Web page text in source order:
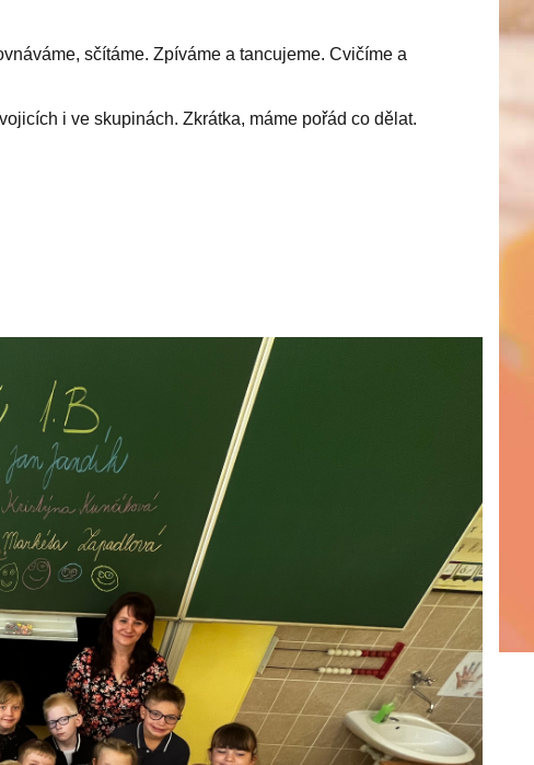
sčítáme. Zpíváme a tancujeme. Cvičíme a
i ve skupinách. Zkrátka, máme pořád co dělat.